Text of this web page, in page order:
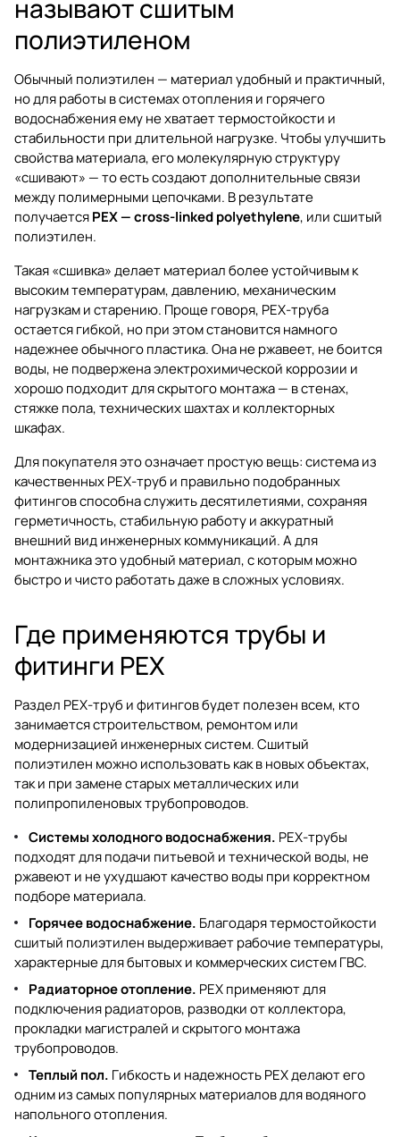
называют сшитым
полиэтиленом
Обычный полиэтилен — материал удобный и практичный,
но для работы в системах отопления и горячего
водоснабжения ему не хватает термостойкости и
стабильности при длительной нагрузке. Чтобы улучшить
свойства материала, его молекулярную структуру
«сшивают» — то есть создают дополнительные связи
между полимерными цепочками. В результате
получаетсяPEX — cross-linked polyethylene, или сшитый
полиэтилен.
Такая «сшивка» делает материал более устойчивым к
высоким температурам, давлению, механическим
нагрузкам и старению. Проще говоря, PEX-труба
остается гибкой, но при этом становится намного
надежнее обычного пластика. Она не ржавеет, не боится
воды, не подвержена электрохимической коррозии и
хорошо подходит для скрытого монтажа — в стенах,
стяжке пола, технических шахтах и коллекторных
шкафах.
Для покупателя это означает простую вещь: система из
качественных PEX-труб и правильно подобранных
фитингов способна служить десятилетиями, сохраняя
герметичность, стабильную работу и аккуратный
внешний вид инженерных коммуникаций. А для
монтажника это удобный материал, с которым можно
быстро и чисто работать даже в сложных условиях.
Где применяются трубы и
фитинги PEX
Раздел PEX-труб и фитинговбудет полезен всем, кто
занимается строительством, ремонтом или
модернизацией инженерных систем. Сшитый
полиэтилен можно использовать как в новых объектах,
так и при замене старых металлических или
полипропиленовых трубопроводов.
Системы холодного водоснабжения. PEX-трубы
подходят для подачи питьевой и технической воды, не
ржавеют и не ухудшают качество воды при корректном
подборе материала.
Горячее водоснабжение. Благодаря термостойкости
сшитый полиэтилен выдерживает рабочие температуры,
характерные для бытовых и коммерческих систем ГВС.
Радиаторное отопление. PEX применяют для
подключения радиаторов, разводки от коллектора,
прокладки магистралей и скрытого монтажа
трубопроводов.
Теплый пол. Гибкость и надежность PEX делают его
одним из самых популярных материалов для водяного
напольного отопления.